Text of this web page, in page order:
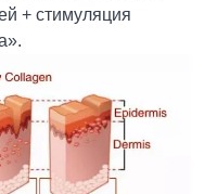
+ стимуляция